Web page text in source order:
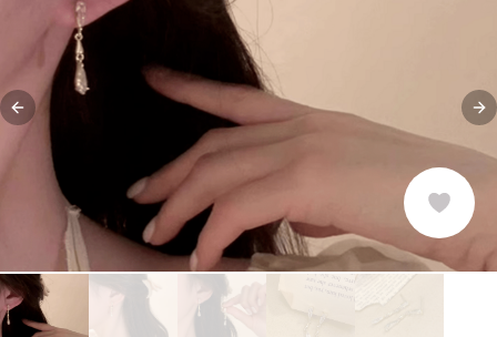
Previous slide